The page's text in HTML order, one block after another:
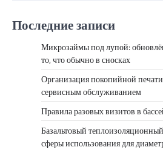
Последние записи
Микрозаймы под лупой:
то, что обычно в сносках
Организация покопийной
сервисным обслуживанием
Правила разовых визитов в
Базальтовый
сферы использования для